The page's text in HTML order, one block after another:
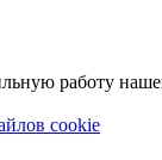
работу
cookie